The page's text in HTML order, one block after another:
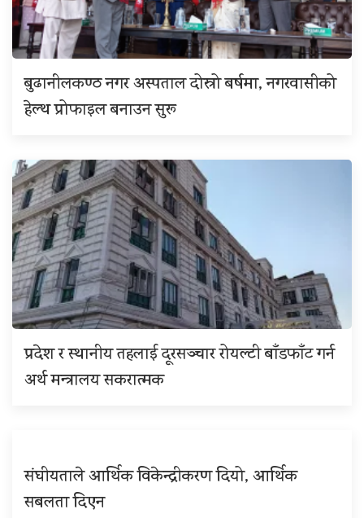
बुढानीलकण्ठ नगर अस्पताल दोस्रो बर्षमा, नगरवासीको
हेल्थ प्रोफाइल बनाउन सुरू
प्रदेश र स्थानीय तहलाई दूरसञ्चार रोयल्टी बाँडफाँट गर्न
अर्थ मन्त्रालय सकरात्मक
संघीयताले आर्थिक विकेन्द्रीकरण दियो, आर्थिक
सबलता दिएन